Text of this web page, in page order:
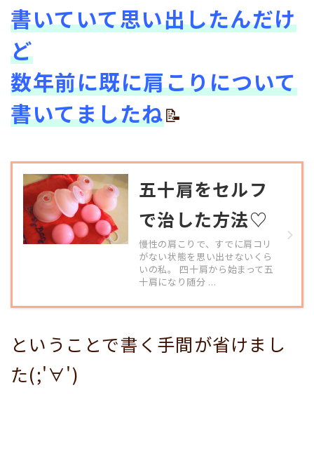
書いていて思い出したんだけ
ど
数年前に既に肩こりについて
書いてましたね📝
五十肩をセルフ
で治した方法♡
慢性の肩こりで、すでに肩コリ
がない状態を思い出せないくら
いの私。 四十肩から始まって五
十肩になり随分 ...
ということで書く手間が省けまし
た(;'∀')